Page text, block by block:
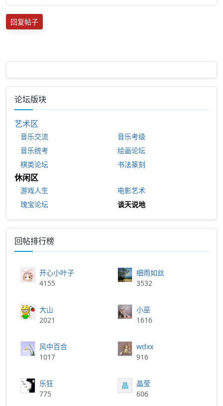
回复帖子
论坛版块
艺术区
音乐交流
音乐考级
音乐统考
绘画论坛
棋类论坛
书法篆刻
休闲区
游戏人生
电影艺术
瑰宝论坛
谈天说地
回帖排行榜
开心小叶子
4155
细雨如丝
3532
大山
2021
小巫
1616
风中百合
1017
wdxx
916
乐狂
775
晶
晶莹
606